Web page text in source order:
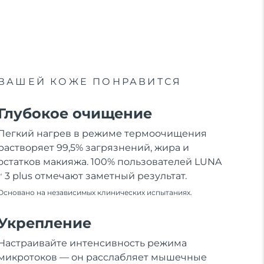
КОЖЕ ПОНРАВИТСЯ
очищение
нагрев в режиме термоочищения
99,5% загрязнений, жира и
макияжа. 100% пользователей LUNA
3 plus отмечают заметный результат.
на независимых клинических испытаниях.
интенсивность режима
— он расслабляет мышечные